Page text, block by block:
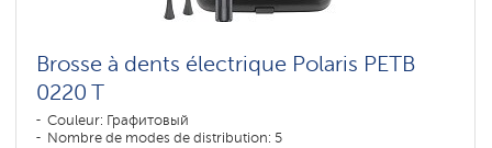
Brosse à dents électrique Polaris PETB
0220 T
Couleur: Графитовый
Nombre de modes de distribution: 5